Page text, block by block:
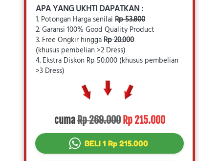
APA YANG UKHTI DAPATKAN :
1. Potongan Harga senilai Rp 53.800
2. Garansi 100% Good Quality Product
3. Free Ongkir hingga Rp 20.000
(khusus pembelian >2 Dress)
4. Ekstra Diskon Rp 50.000 (khusus pembelian
>3 Dress)
cuma Rp 269.000 Rp 215.000
` BELI 1 Rp 215.000